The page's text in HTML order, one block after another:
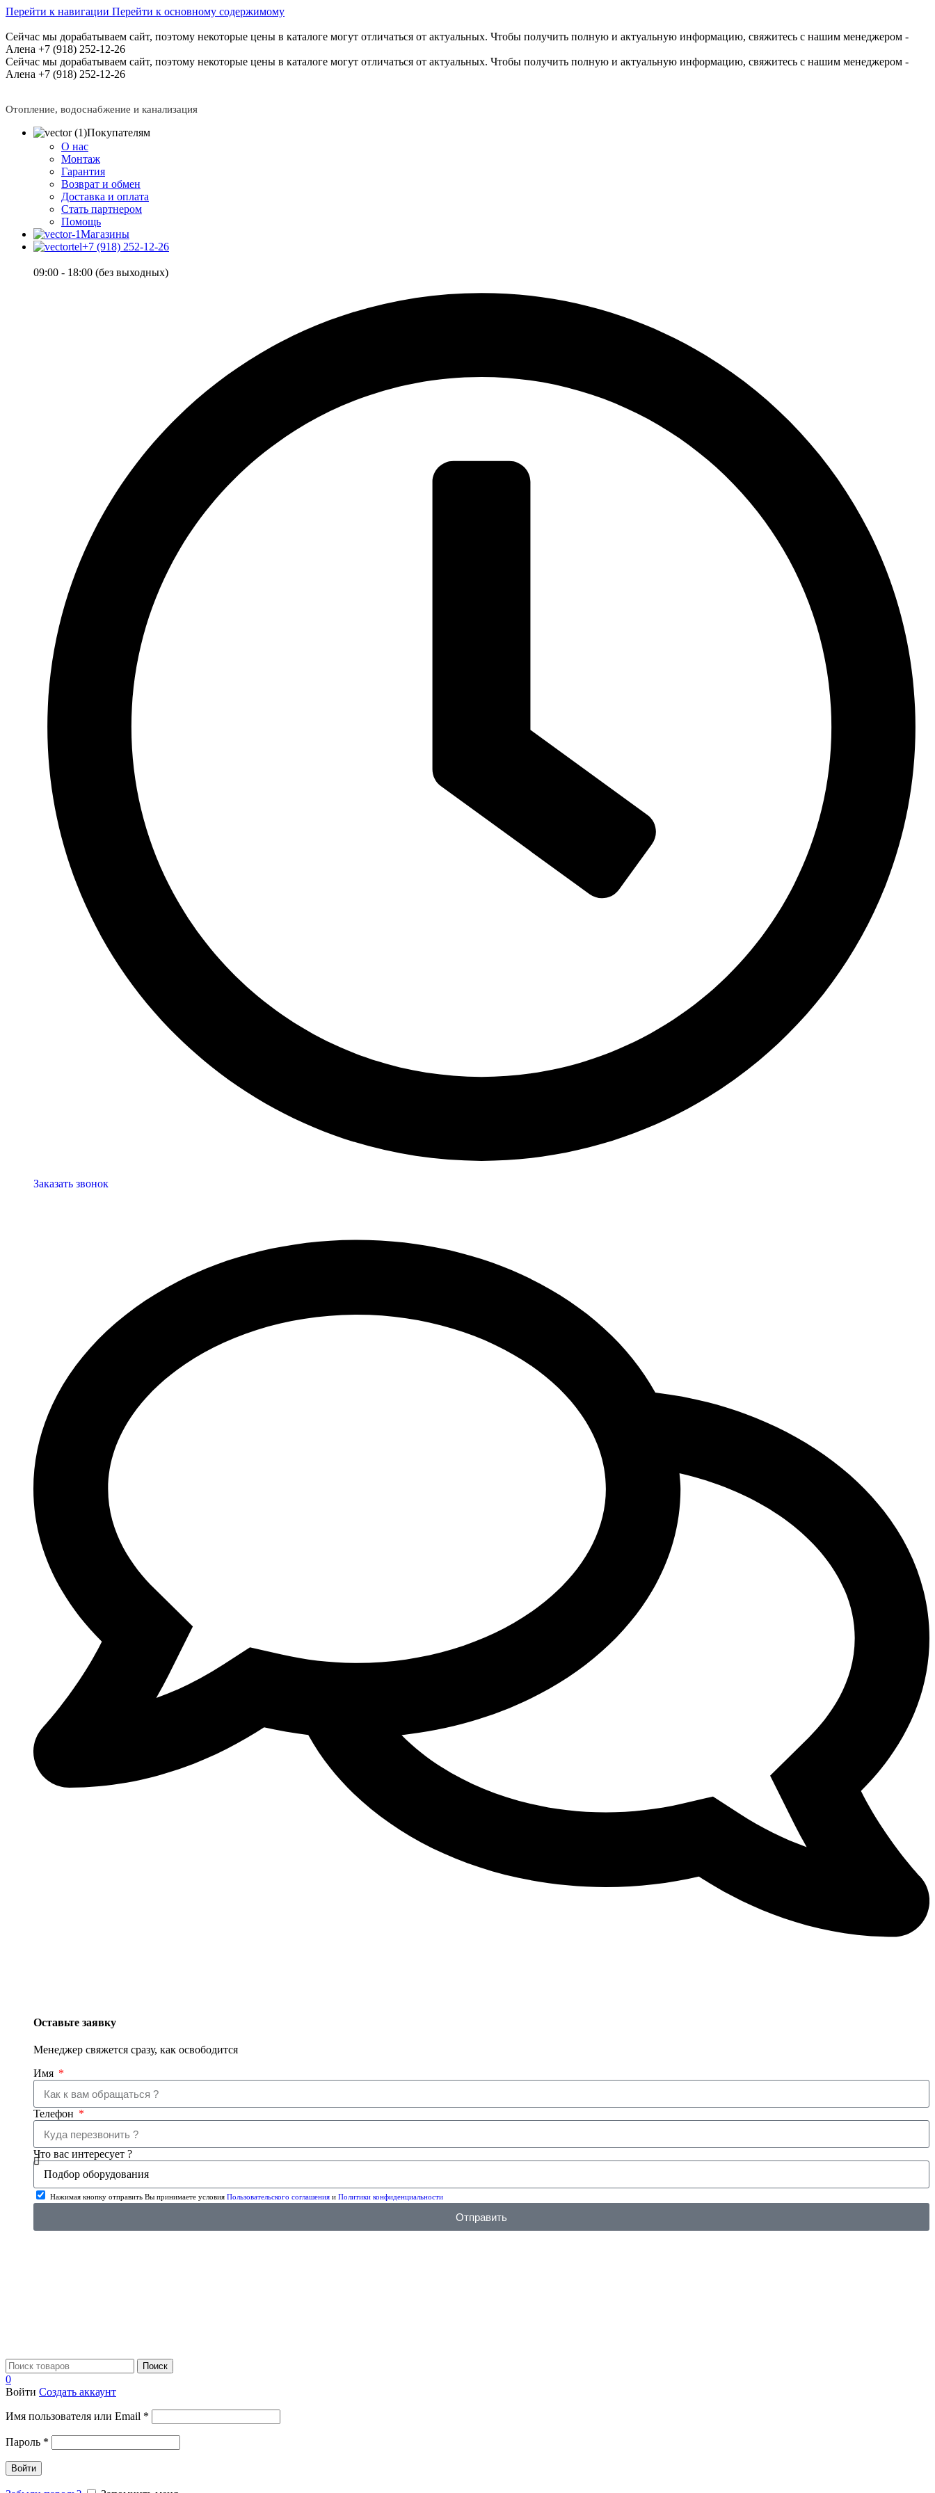
Перейти к навигации Перейти к основному содержимому
Сейчас мы дорабатываем сайт, поэтому некоторые цены в каталоге могут отличаться от актуальных. Чтобы получить полную и актуальную информацию, свяжитесь с нашим менеджером -
Алена +7 (918) 252-12-26
Сейчас мы дорабатываем сайт, поэтому некоторые цены в каталоге могут отличаться от актуальных. Чтобы получить полную и актуальную информацию, свяжитесь с нашим менеджером -
Алена +7 (918) 252-12-26
Отопление, водоснабжение и канализация
Покупателям
О нас
Монтаж
Гарантия
Возврат и обмен
Доставка и оплата
Стать партнером
Помощь
Магазины
+7 (918) 252-12-26
09:00 - 18:00 (без выходных)
Заказать звонок
Оставьте заявку
Менеджер свяжется сразу, как освободится
Имя
Телефон
Что вас интересует ?
Нажимая кнопку отправить Вы принимаете условия Пользовательского соглашения и Политики конфиденциальности
Отправить
Поиск
0
Войти Создать аккаунт
Имя пользователя или Email *
Пароль *
Войти